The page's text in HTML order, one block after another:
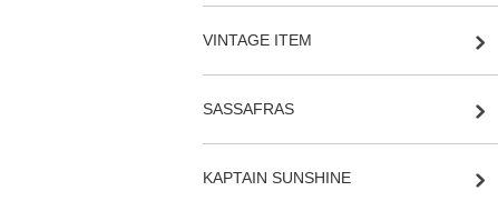
VINTAGE ITEM
SASSAFRAS
KAPTAIN SUNSHINE